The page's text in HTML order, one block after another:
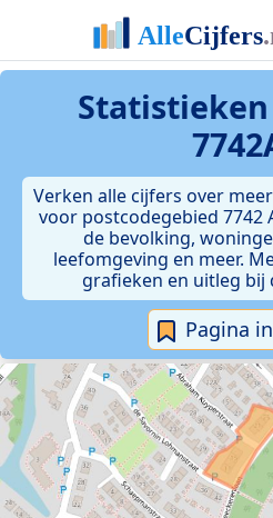
Verken alle cijfers over
voor postcodegebied 7742
de bevolking,
leefomgeving en meer.
grafieken en uitleg bij
Pagina